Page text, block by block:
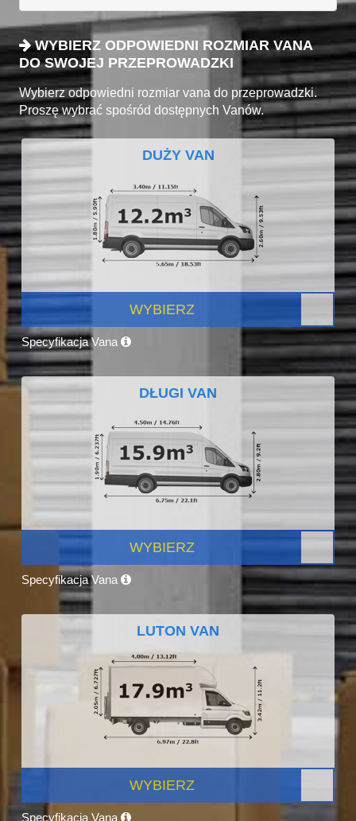
WYBIERZ ODPOWIEDNI ROZMIAR VANA
DO SWOJEJ PRZEPROWADZKI
Wybierz odpowiedni rozmiar vana do przeprowadzki.
Proszę wybrać spośród dostępnych Vanów.
DUŻY VAN
WYBIERZ
Specyfikacja Vana
DŁUGI VAN
WYBIERZ
Specyfikacja Vana
LUTON VAN
WYBIERZ
Specyfikacja Vana